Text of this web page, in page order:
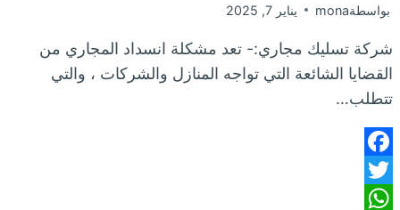
بواسطةmona يناير 7, 2025
شركة تسليك مجاري:- تعد مشكلة انسداد المجاري من
القضايا الشائعة التي تواجه المنازل والشركات ، والتي
تتطلب…
Facebook
Twitter